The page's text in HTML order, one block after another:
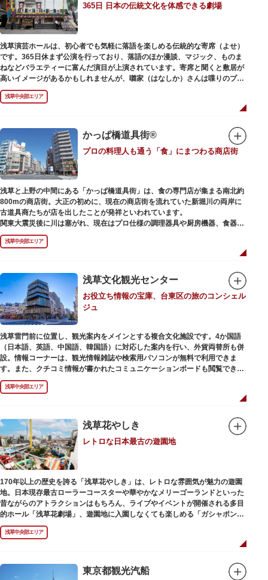
本殿には浅草寺のご本尊である聖観世音菩薩像を見つけた漁師の兄弟ととも
に、尊像として奉安した郷土の文化人、土師真中知（はじのなかとも）の3
人が祀られています。江戸時代に徳川家光が寄進した社殿は本殿・幣殿と拝
殿の間が渡り廊下で繋がる建築様式。国の重要文化財に指定されています。
また、浅草名所七福神のひとつとしても知られ、恵比須像が祀られていま
す。
365日 日本の伝統文化を体感できる劇場
浅草演芸ホールは、初心者でも気軽に落語を楽しめる伝統的な寄席（よせ）
です。365日休まず公演を行っており、落語のほか漫談、マジック、ものま
ねなどバラエティーに富んだ演目が上演されています。寄席と聞くと敷居が
高いイメージがあるかもしれませんが、囃家（はなしか）さんは喋りのプ
ロ。すぐに巧みな話芸に引き込まれ、予備知識が無くても楽しめます。
ホール内で飲食できるのも魅力のひとつ。売店でお弁当やお菓子を買ってゆ
っくり番組を楽しんではいかがでしょう。数々の著名な落語家やお笑い芸人
浅草中央部エリア
かっぱ橋道具街®
プロの料理人も通う「食」にまつわる商店街
浅草と上野の中間にある「かっぱ橋道具街」は、食の専門店が集まる南北約
800mの商店街。大正の初めに、現在の商店街を流れていた新堀川の両岸に
古道具商たちが店を出したことが発祥といわれています。
関東大震災後に川は塞がれ、現在はプロ仕様の調理器具や厨房機器、食器、
包材、調理衣装など「食」にまつわる約170軒の専門店が集まる個性的な専
門商店街として賑わいを見せています。もちろん、ほとんどのお店が小売に
も対応。家庭の調理用具を購入したい人や観光客にもおすすめです。食品サ
毎年、道具の日である10月9日前後に開催される「かっぱ橋道具まつり」で
は、各店舗がおすすめ商品や掘り出しものを販売。また、年ごとに異なる
様々な催しものも行われます。
浅草中央部エリア
浅草文化観光センター
お役立ち情報の宝庫、台東区の旅のコンシェル
ジュ
浅草雷門前に位置し、観光案内をメインとする複合文化施設です。4か国語
（日本語、英語、中国語、韓国語）に対応した案内を行い、外貨両替所も併
設。情報コーナーは、観光情報雑誌や検索用パソコンが無料で利用できま
す。また、クチコミ情報が書かれたコミュニケーションボードも閲覧できる
ので、とっておきの旅のヒントを得られるかも。多目的スペースでは、映像
を活用し台東区のみどころやイベント、歴史、文化を紹介。通常、イスが配
仲見世や、隅田川や東京スカイツリーも一望できるビュースポットとなって
います。
浅草の街並みに溶け込む平屋を重ねたようなおしゃれな外観は、日本を代表
する建築家・隈研吾氏によるデザイン。木の温もりあふれる空間は、初めて
日本を訪れる海外ツーリストにも優しい印象を与えています。
浅草中央部エリア
浅草花やしき
レトロな日本最古の遊園地
170年以上の歴史を誇る「浅草花やしき」は、レトロな雰囲気が魅力の遊園
地。日本現存最古ローラーコースターや華やかなメリーゴーランドといった
昔ながらのアトラクションはもちろん、ライブやイベントが開催される多目
的ホール「浅草花劇場」、遊園地に入園しなくても楽しめる「ガシャポンの
デパート浅草花やしき店」も併設され、さまざまな娯楽を楽しめる浅草の
「遊びの場」として親しまれています。
と菊細工を主とした花園（かえん）として誕生しました。明治時代に入ると
浅草中央部エリア
東京都観光汽船